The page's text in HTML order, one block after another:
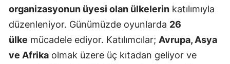
organizasyonun üyesi olan ülkelerin katılımıyla
düzenleniyor. Günümüzde oyunlarda 26
ülke mücadele ediyor. Katılımcılar; Avrupa, Asya
ve Afrika olmak üzere üç kıtadan geliyor ve